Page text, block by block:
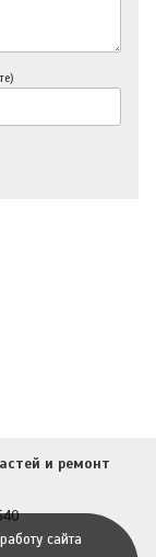
и ремонт
сайта